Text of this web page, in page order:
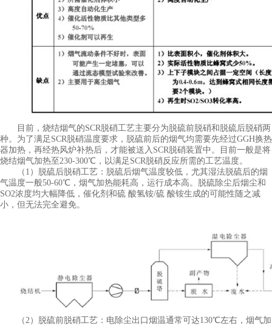
目前，烧结烟气的SCR脱硝工艺主要分为脱硫前脱硝和脱硫后脱硝两
种。为了满足SCR脱硝温度要求，脱硫前后的烟气均需要先经过GGH换热
器加热，再经热风炉补热后，才能被送入SCR脱硝装置中。目前一般是将
烧结烟气加热至230-300℃，以满足SCR脱硝反应所需的工艺温度。
（1）脱硫后脱硝工艺：脱硫后烟气温度较低，尤其湿法脱硫后的烟
气温度一般50-60℃，烟气加热能耗高，运行成本高。脱硫除尘后烟尘和
SO2浓度均大幅降低，催化剂和硫 酸氢铵/硫 酸铵生成的可能性随之减
小，但无法完全避免。
（2）脱硫前脱硝工艺：电除尘出口烟温通常可达130℃左右，烟气加